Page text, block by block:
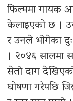
फिल्ममा गायक
केलाइएको छ ।
र उनले भोगेका
। २०४६ सालमा
सेतो दाग
घोषणा गरेपछि